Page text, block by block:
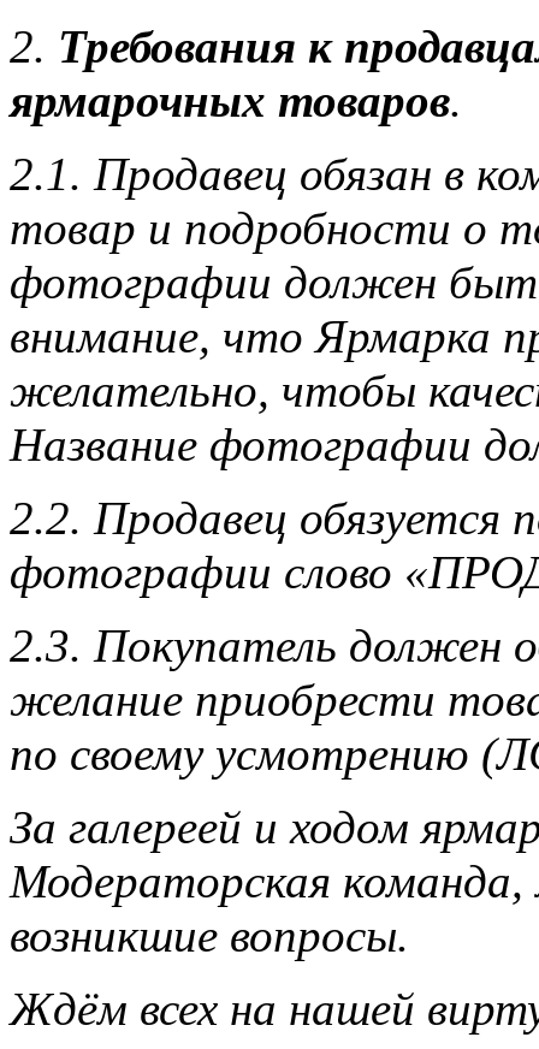
2. Требования к
ярмарочных товаров.
2.1. Продавец обязан в
товар и подробности о
фотографии должен
внимание, что Ярмарка
желательно, чтобы
Название фотографии
2.2. Продавец обязуется
фотографии слово
2.3. Покупатель должен
желание приобрести
по своему усмотрению
За галереей и ходом
Модераторская
возникшие вопросы.
Ждём всех на нашей